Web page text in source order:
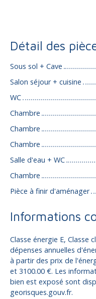
Détail des
Sous sol + Cave
Salon séjour + cuisine
WC
Chambre
Chambre
Chambre
Salle d'eau + WC
Chambre
Pièce à finir d'aménager
Informations
Classe énergie E,
dépenses annuelles
à partir des prix de
et 3100.00 €. Les
bien est exposé sont
georisques.gouv.fr.